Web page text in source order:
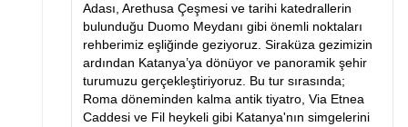
Adası, Arethusa Çeşmesi ve tarihi katedrallerin
bulunduğu Duomo Meydanı gibi önemli noktaları
rehberimiz eşliğinde geziyoruz. Siraküza gezimizin
ardından Katanya’ya dönüyor ve panoramik şehir
turumuzu gerçekleştiriyoruz. Bu tur sırasında;
Roma döneminden kalma antik tiyatro, Via Etnea
Caddesi ve Fil heykeli gibi Katanya'nın simgelerini